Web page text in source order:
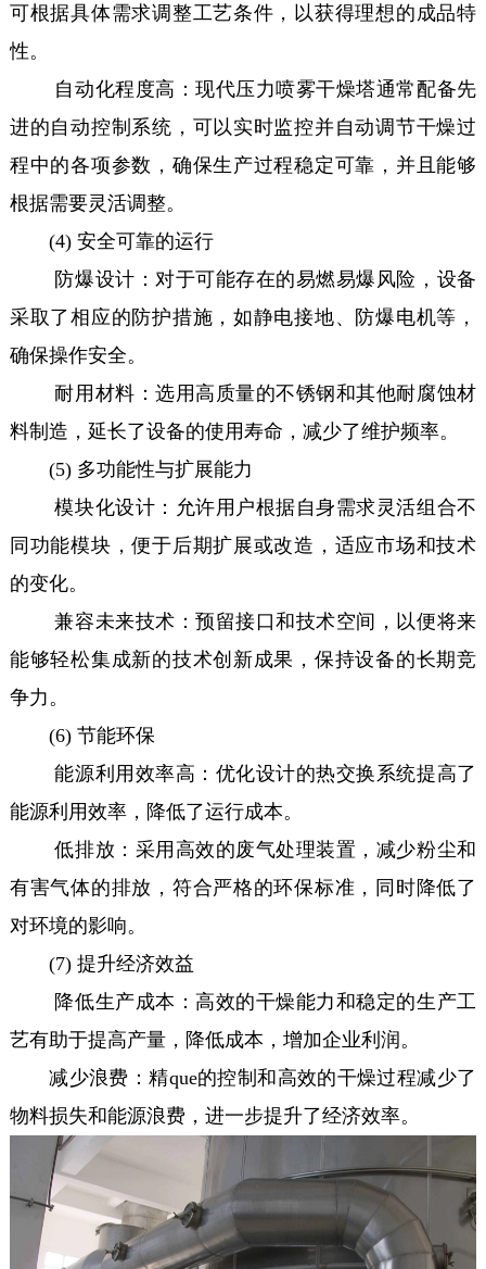
可根据具体需求调整工艺条件，以获得理想的成品特
性。
自动化程度高：现代压力喷雾干燥塔通常配备先
进的自动控制系统，可以实时监控并自动调节干燥过
程中的各项参数，确保生产过程稳定可靠，并且能够
根据需要灵活调整。
(4) 安全可靠的运行
防爆设计：对于可能存在的易燃易爆风险，设备
采取了相应的防护措施，如静电接地、防爆电机等，
确保操作安全。
耐用材料：选用高质量的不锈钢和其他耐腐蚀材
料制造，延长了设备的使用寿命，减少了维护频率。
(5) 多功能性与扩展能力
模块化设计：允许用户根据自身需求灵活组合不
同功能模块，便于后期扩展或改造，适应市场和技术
的变化。
兼容未来技术：预留接口和技术空间，以便将来
能够轻松集成新的技术创新成果，保持设备的长期竞
争力。
(6) 节能环保
能源利用效率高：优化设计的热交换系统提高了
能源利用效率，降低了运行成本。
低排放：采用高效的废气处理装置，减少粉尘和
有害气体的排放，符合严格的环保标准，同时降低了
对环境的影响。
(7) 提升经济效益
降低生产成本：高效的干燥能力和稳定的生产工
艺有助于提高产量，降低成本，增加企业利润。
减少浪费：精que的控制和高效的干燥过程减少了
物料损失和能源浪费，进一步提升了经济效率。